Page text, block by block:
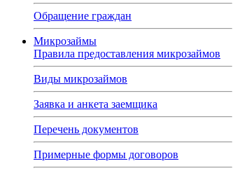
Обращение граждан
Микрозаймы
Правила предоставления микрозаймов
Виды микрозаймов
Заявка и анкета заемщика
Перечень документов
Примерные формы договоров